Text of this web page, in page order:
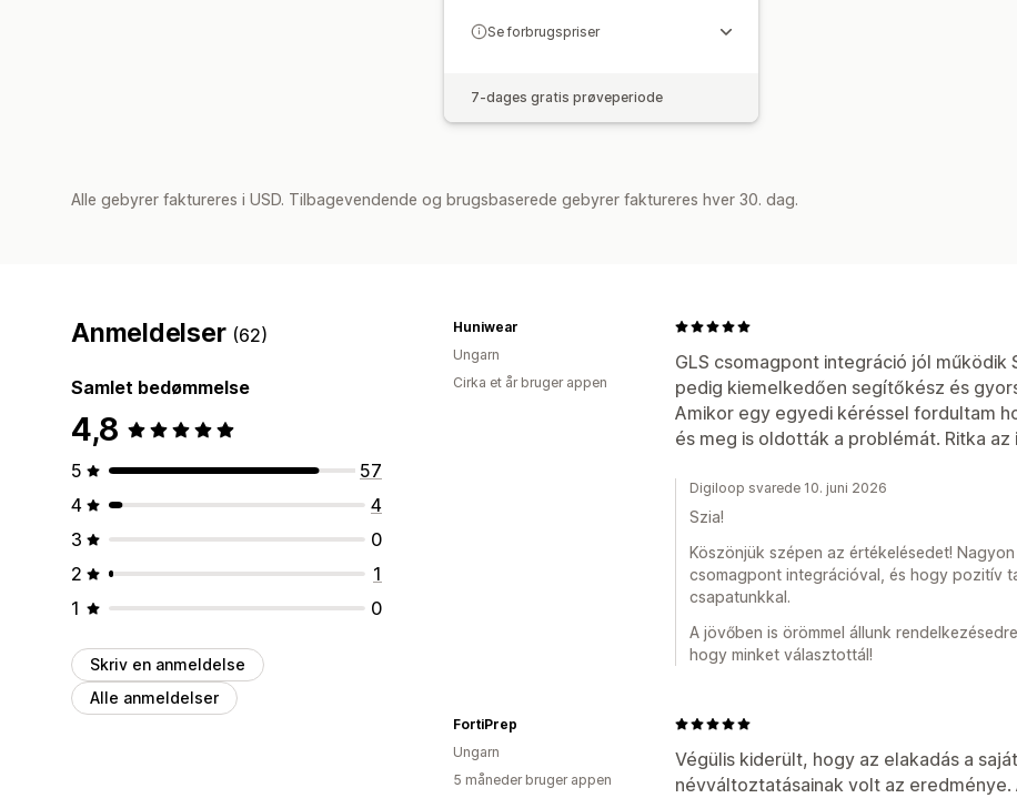
Se forbrugspriser
7-dages gratis prøveperiode
Alle gebyrer faktureres i USD. Tilbagevendende og brugsbaserede gebyrer faktureres hver 30. dag.
Anmeldelser (62)
Samlet bedømmelse
4,8
5
57
4
4
3
0
2
1
1
0
Skriv en anmeldelse
Alle anmeldelser
GLS csomagpont integráció jól
pedig kiemelkedően segítőkész és
Amikor egy egyedi kéréssel fordultam
és meg is oldották a problémát. Ritka
Huniwear
Ungarn
Cirka et år bruger appen
Digiloop svarede 10. juni 2026
Szia!
Köszönjük szépen az értékelésedet!
csomagpont integrációval, és hogy pozitív
csapatunkkal.
A jövőben is örömmel állunk
hogy minket választottál!
Végülis kiderült, hogy az elakadás a
névváltoztatásainak volt az
FortiPrep
Ungarn
5 måneder bruger appen